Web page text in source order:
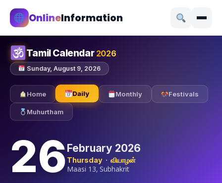
OnlineInformation
Tamil Calendar 2026
Sunday, August 9, 2026
Home Daily Monthly Festivals
Muhurtham
26February 2026
Thursday · வியாழன்
Maasi 13, Subhakrit